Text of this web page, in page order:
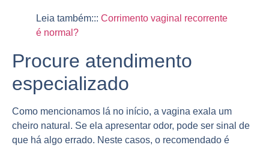
Leia também::: Corrimento vaginal recorrente
é normal?
Procure atendimento
especializado
Como mencionamos lá no início, a vagina exala um
cheiro natural. Se ela apresentar odor, pode ser sinal de
que há algo errado. Neste casos, o recomendado é